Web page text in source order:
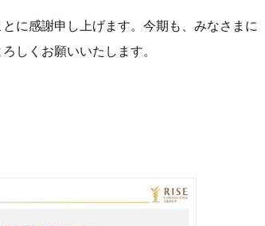
に感謝申し上げます。今期も、みなさまに
しくお願いいたします。